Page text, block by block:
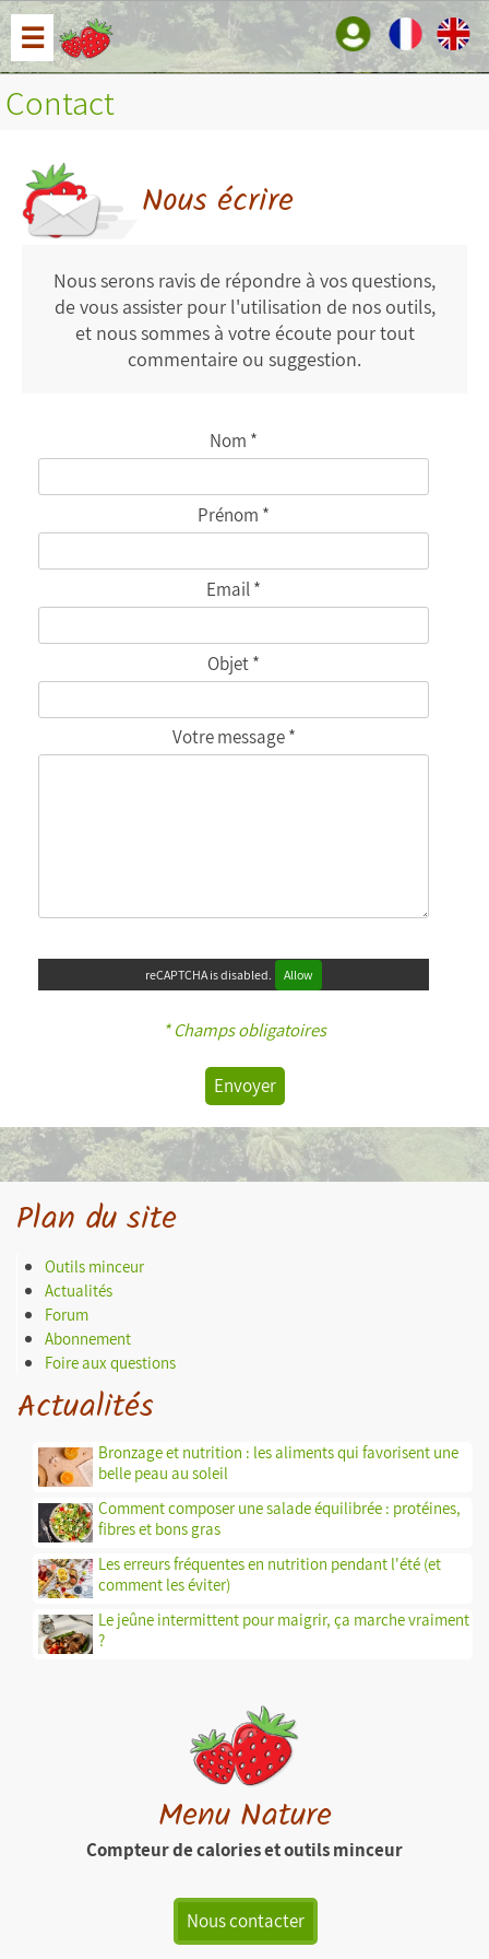
☰
Contact
Nous écrire
Nous serons ravis de répondre à vos questions,
de vous assister pour l'utilisation de nos outils,
et nous sommes à votre écoute pour tout
commentaire ou suggestion.
Nom *
Prénom *
Email *
Objet *
Votre message *
reCAPTCHA is disabled. Allow
* Champs obligatoires
Envoyer
Plan du site
Outils minceur
Actualités
Forum
Abonnement
Foire aux questions
Actualités
Bronzage et nutrition : les aliments qui favorisent une
belle peau au soleil
Comment composer une salade équilibrée : protéines,
fibres et bons gras
Les erreurs fréquentes en nutrition pendant l'été (et
comment les éviter)
Le jeûne intermittent pour maigrir, ça marche vraiment
?
Menu Nature
Compteur de calories et outils minceur
Nous contacter